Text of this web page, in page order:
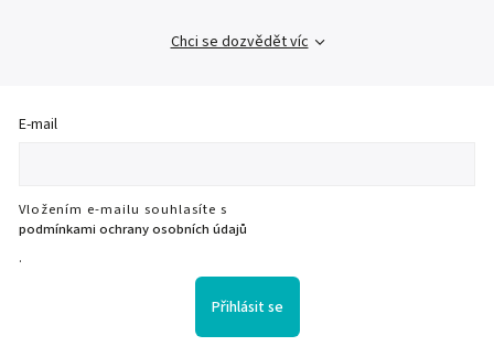
Chci se dozvědět víc
E-mail
Vložením e-mailu souhlasíte s
podmínkami ochrany osobních údajů
.
Přihlásit se